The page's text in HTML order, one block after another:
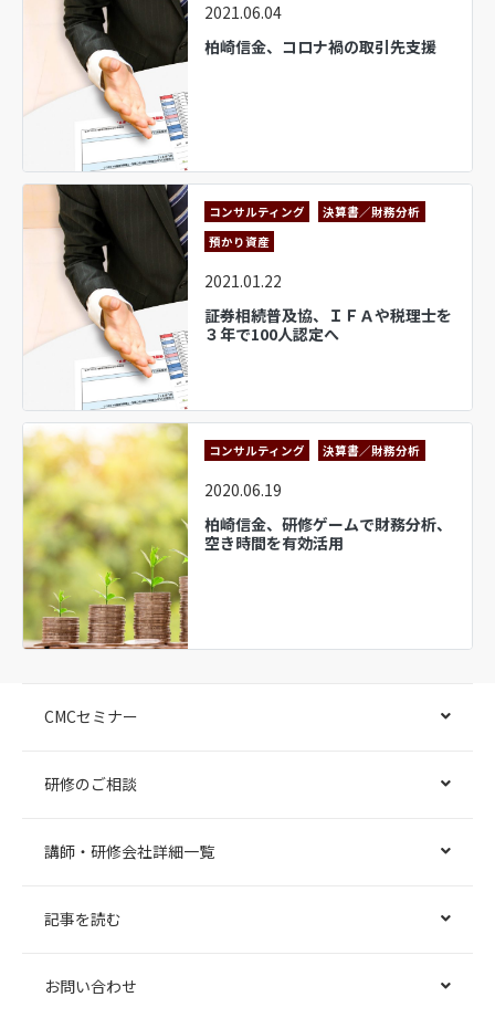
2021.06.04
柏崎信金、コロナ禍の取引先支援
コンサルティング
決算書／財務分析
預かり資産
2021.01.22
証券相続普及協、ＩＦＡや税理士を
３年で100人認定へ
コンサルティング 決算書／財務分析
2020.06.19
柏崎信金、研修ゲームで財務分析、
空き時間を有効活用
CMCセミナー
研修のご相談
講師・研修会社詳細一覧
記事を読む
お問い合わせ